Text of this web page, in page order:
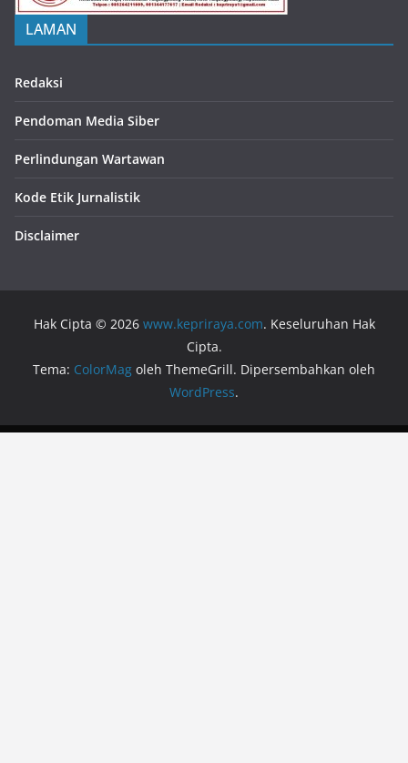
LAMAN
Redaksi
Pendoman Media Siber
Perlindungan Wartawan
Kode Etik Jurnalistik
Disclaimer
Hak Cipta © 2026 www.kepriraya.com. Keseluruhan Hak
Cipta.
Tema: ColorMag oleh ThemeGrill. Dipersembahkan oleh
WordPress.